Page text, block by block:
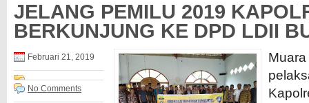
JELANG PEMILU 2019
BERKUNJUNG KE DPD LDII
Februari 21, 2019
No Comments